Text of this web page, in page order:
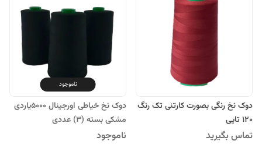
دوک نخ رنگی بصورت کارتنی تک رنگ
۱۲۰ تایی
تماس بگیرید
ناموجود
دوک نخ خیاطی اورجینال 5000یاردی
مشکی بسته (3) عددی
ناموجود